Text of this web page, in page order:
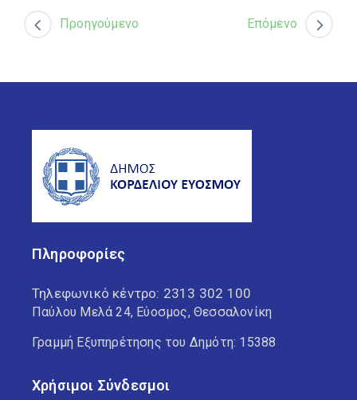
Προηγούμενο Επόμενο
Πληροφορίες
Τηλεφωνικό κέντρο: 2313 302 100
Παύλου Μελά 24, Εύοσμος, Θεσσαλονίκη
Γραμμή Εξυπηρέτησης του Δημότη: 15388
Χρήσιμοι Σύνδεσμοι